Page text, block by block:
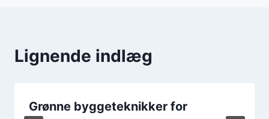
Lignende indlæg
Grønne byggeteknikker for